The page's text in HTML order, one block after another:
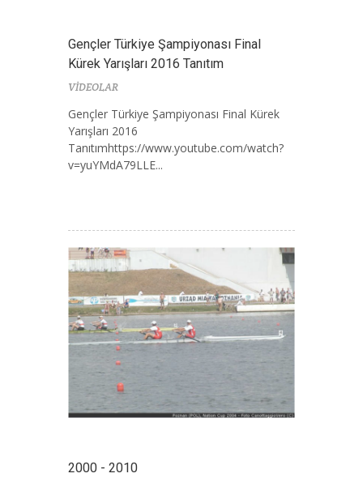
Gençler Türkiye Şampiyonası Final
Kürek Yarışları 2016 Tanıtım
VİDEOLAR
Gençler Türkiye Şampiyonası Final Kürek
Yarışları 2016
Tanıtımhttps://www.youtube.com/watch?
v=yuYMdA79LLE...
2000 - 2010